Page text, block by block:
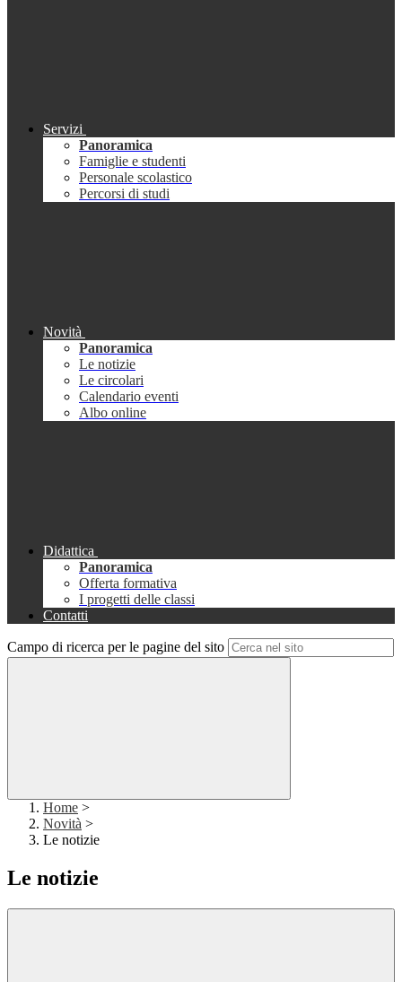
Servizi
Panoramica
Famiglie e studenti
Personale scolastico
Percorsi di studi
Novità
Panoramica
Le notizie
Le circolari
Calendario eventi
Albo online
Didattica
Panoramica
Offerta formativa
I progetti delle classi
Contatti
Campo di ricerca per le pagine del sito
Home >
Novità >
Le notizie
Le notizie